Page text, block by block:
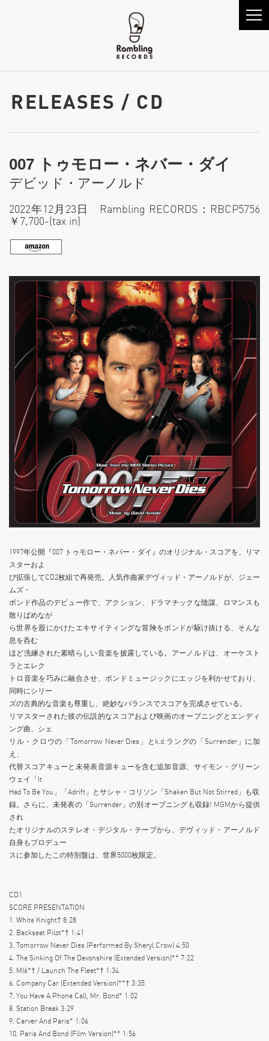
RELEASES / CD
007 トゥモロー・ネバー・ダイ
デビッド・アーノルド
2022年12月23日 Rambling RECORDS：RBCP5756
￥7,700-(tax in)
1997年公開『007 トゥモロー・ネバー・ダイ』のオリジナル・スコアを、リマ
スターおよ
び拡張してCD2枚組で再発売。人気作曲家デヴィッド・アーノルドが、ジェー
ムズ・
ボンド作品のデビュー作で、アクション、ドラマチックな陰謀、ロマンスも
散りばめなが
ら世界を股にかけたエキサイティングな冒険をボンドが駆け抜ける、そんな
息を呑む
ほど洗練された素晴らしい音楽を披露している。アーノルドは、オーケスト
ラとエレク
トロ音楽を巧みに融合させ、ボンドミュージックにエッジを利かせており、
同時にシリー
ズの古典的な音楽も尊重し、絶妙なバランスでスコアを完成させている。
リマスターされた彼の伝説的なスコアおよび映画のオープニングとエンディ
ング曲、シェ
リル・クロウの「Tomorrow Never Dies」とk.d.ラングの「Surrender」に加
え、
代替スコアキューと未発表音源キューを含む追加音源、サイモン・グリーン
ウェイ「It
Had To Be You」「Adrift」とサシャ・コリソン「Shaken But Not Stirred」も収
録。さらに、未発表の「Surrender」の別オープニングも収録! MGMから提供
され
たオリジナルのステレオ・デジタル・テープから、デヴィッド・アーノルド
自身もプロデュー
スに参加したこの特別盤は、世界5000枚限定。
CD1
SCORE PRESENTATION
1. White Knight† 8:28
2. Backseat Pilot*† 1:41
3. Tomorrow Never Dies (Performed By Sheryl Crow) 4:50
4. The Sinking Of The Devonshire (Extended Version)** 7:22
5. MI6*† / Launch The Fleet*† 1:34
6. Company Car (Extended Version)**† 3:35
7. You Have A Phone Call, Mr. Bond* 1:02
8. Station Break 3:29
9. Carver And Paris* 1:06
10. Paris And Bond (Film Version)** 1:56